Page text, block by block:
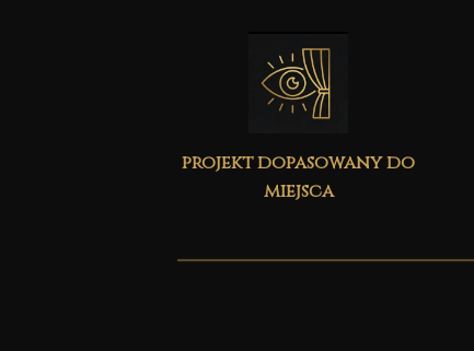
projekt dopasowany do
miejsca